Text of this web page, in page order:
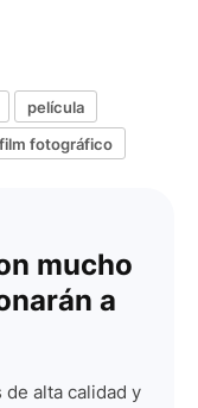
película
film fotográfico
mucho
a
alta calidad y